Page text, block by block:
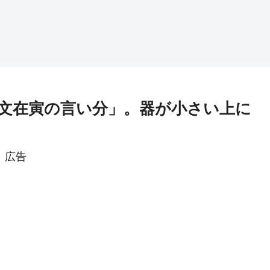
在寅の言い分」。器が小さい上に
広告